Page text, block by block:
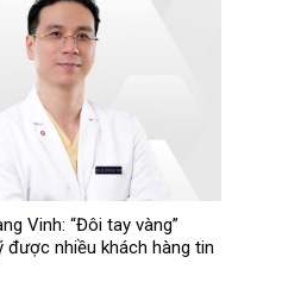
Vinh: “Đôi tay vàng”
được nhiều khách hàng tin